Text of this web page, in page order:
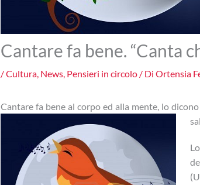
Cantare fa bene. “Canta
/Cultura, News, Pensieri in circolo/ Di Ortensia
Cantare fa bene al corpo ed alla mente, lo